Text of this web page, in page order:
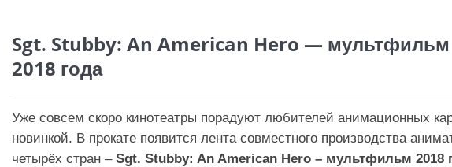
Sgt. Stubby: An American Hero — мультфильм
2018 года
Уже совсем скоро кинотеатры порадуют любителей анимационных
новинкой. В прокате появится лента совместного производства
четырёх стран – Sgt. Stubby: An American Hero – мультфильм 2018